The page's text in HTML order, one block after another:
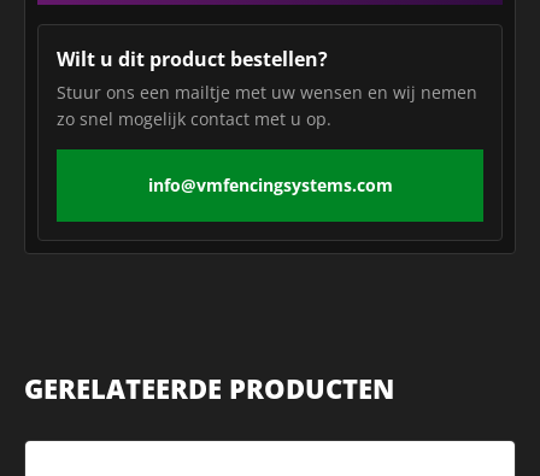
Wilt u dit product bestellen?
Stuur ons een mailtje met uw wensen en wij nemen
zo snel mogelijk contact met u op.
info@vmfencingsystems.com
GERELATEERDE PRODUCTEN